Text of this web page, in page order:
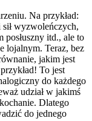
Na przykład:
wyzwoleńczych,
posłuszny itd., ale to
lojalnym. Teraz, bez
jakim jest
To jest
do każdego
udział w jakimś
Dlatego
do jednego